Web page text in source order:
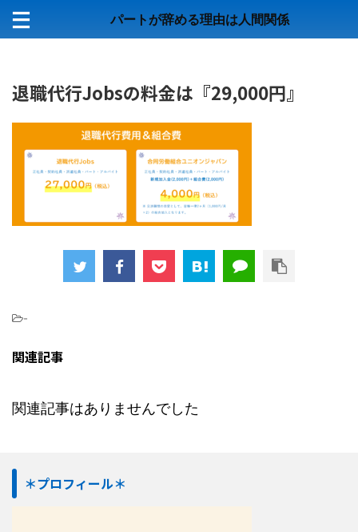
パートが辞める理由は人間関係
退職代行Jobsの料金は『29,000円』
-
関連記事
関連記事はありませんでした
＊プロフィール＊